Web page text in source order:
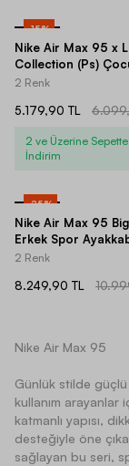
-15%
Nike Air Max 95 x
Collection (Ps)
Ayakkabı
2 Renk
5.179,90 TL
2 ve Üzerine
İndirim
-25%
Nike Air Max 95
Erkek Spor
2 Renk
8.249,90 TL
Nike Air Max 95
Günlük stilde
kullanım arayanlar
katmanlı yapısı,
desteğiyle öne
sağlayan bu seri,